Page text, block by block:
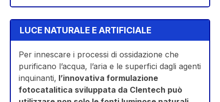
LUCE NATURALE E ARTIFICIALE
Per innescare i processi di ossidazione che
purificano l’acqua, l’aria e le superfici dagli agenti
inquinanti, l’innovativa formulazione
fotocatalitica sviluppata da Clentech può